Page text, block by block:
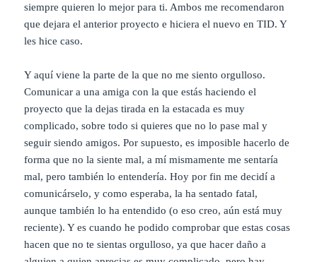
siempre quieren lo mejor para ti. Ambos me recomendaron
que dejara el anterior proyecto e hiciera el nuevo en TID. Y
les hice caso.
Y aquí viene la parte de la que no me siento orgulloso.
Comunicar a una amiga con la que estás haciendo el
proyecto que la dejas tirada en la estacada es muy
complicado, sobre todo si quieres que no lo pase mal y
seguir siendo amigos. Por supuesto, es imposible hacerlo de
forma que no la siente mal, a mí mismamente me sentaría
mal, pero también lo entendería. Hoy por fin me decidí a
comunicárselo, y como esperaba, la ha sentado fatal,
aunque también lo ha entendido (o eso creo, aún está muy
reciente). Y es cuando he podido comprobar que estas cosas
hacen que no te sientas orgulloso, ya que hacer daño a